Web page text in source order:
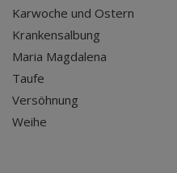
Karwoche und Ostern
Krankensalbung
Maria Magdalena
Taufe
Versöhnung
Weihe